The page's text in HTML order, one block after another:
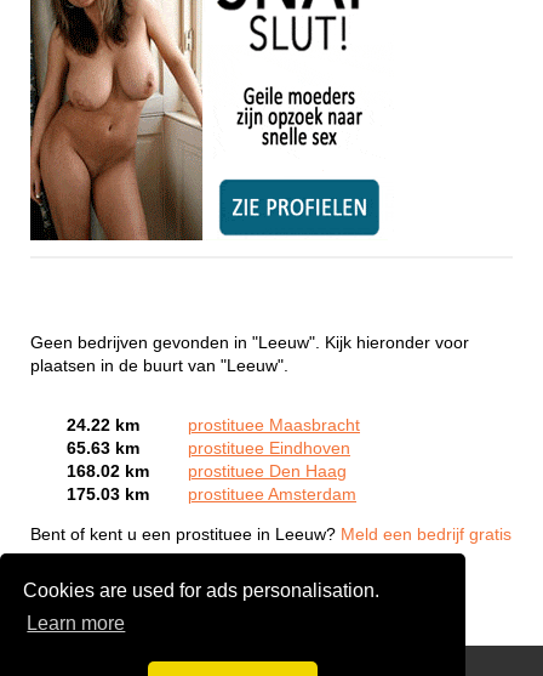
Cookies are used for ads personalisation.
Learn more
Geen bedrijven gevonden in "Leeuw". Kijk hieronder voor
plaatsen in de buurt van "Leeuw".
24.22 km
prostituee Maasbracht
65.63 km
prostituee Eindhoven
168.02 km
prostituee Den Haag
175.03 km
prostituee Amsterdam
Bent of kent u een prostituee in Leeuw? Meld een bedrijf gratis
aan